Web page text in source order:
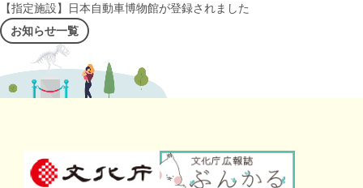
【指定施設】日本自動車博物館が登録されました
お知らせ一覧